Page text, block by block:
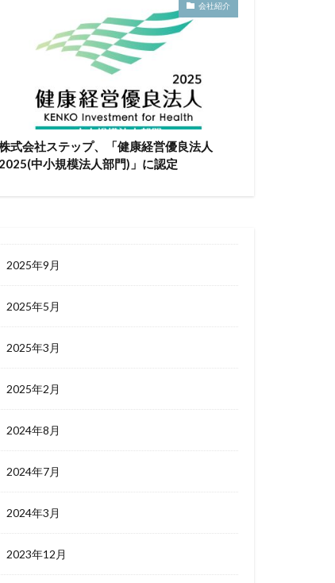
会社紹介
式会社ステップ、「健康経営優良法人
2025(中小規模法人部門)」に認定
2025年9月
2025年5月
2025年3月
2025年2月
2024年8月
2024年7月
2024年3月
2023年12月